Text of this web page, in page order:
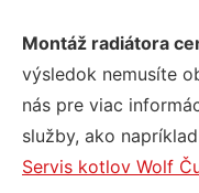
Montáž radiátora
výsledok nemusíte
nás pre viac
služby, ako napríklad
Servis kotlov Wolf